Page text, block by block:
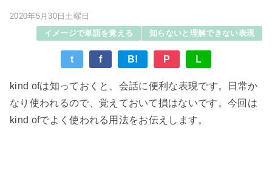
2020年5月30日土曜日
イメージで単語を覚える
知らないと理解できない表現
t f B! P L
kind ofは知っておくと、会話に便利な表現です。日常か
なり使われるので、覚えておいて損はないです。今回は
kind ofでよく使われる用法をお伝えします。